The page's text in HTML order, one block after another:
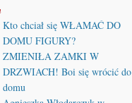
Kto chciał się WŁAMAĆ DO
DOMU FIGURY?
ZMIENIŁA ZAMKI W
DRZWIACH! Boi się wrócić do
domu